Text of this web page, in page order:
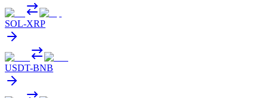
SOL-XRP
USDT-BNB